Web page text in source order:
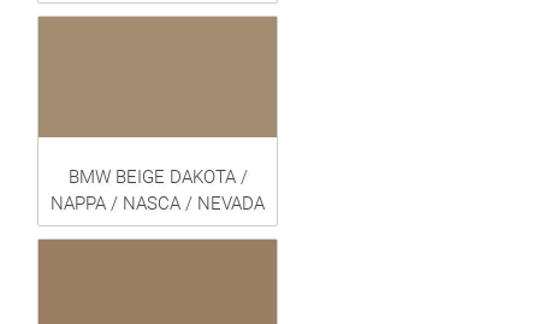
BMW BEIGE DAKOTA /
NAPPA / NASCA / NEVADA